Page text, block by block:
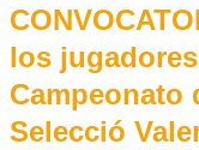
los
Campeonato
Selecció